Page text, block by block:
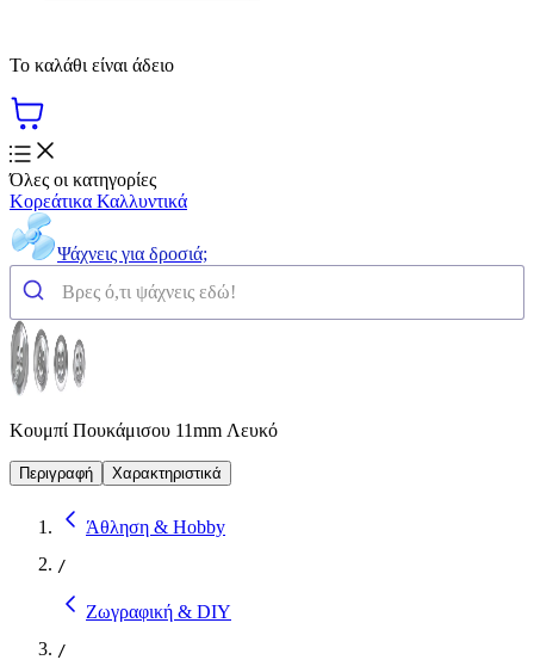
Το καλάθι είναι άδειο
Όλες οι κατηγορίες
Κορεάτικα Καλλυντικά
Ψάχνεις για δροσιά;
Κουμπί Πουκάμισου 11mm Λευκό
Περιγραφή Χαρακτηριστικά
Άθληση & Hobby
/
Ζωγραφική & DIY
/